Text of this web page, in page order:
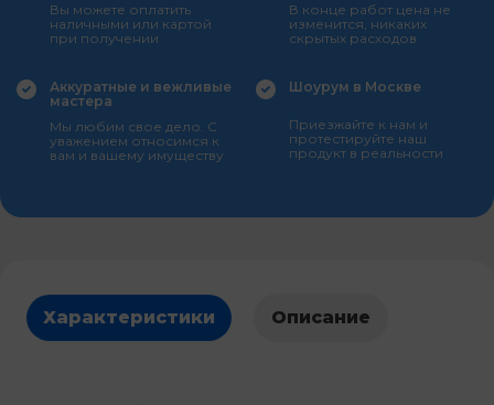
Вы можете оплатить
наличными или картой
при получении
В конце работ цена не
изменится, никаких
скрытых расходов
Аккуратные и вежливые
мастера
Мы любим свое дело. С
уважением относимся к
вам и вашему имуществу
Шоурум в Москве
Приезжайте к нам и
протестируйте наш
продукт в реальности
Характеристики Описание